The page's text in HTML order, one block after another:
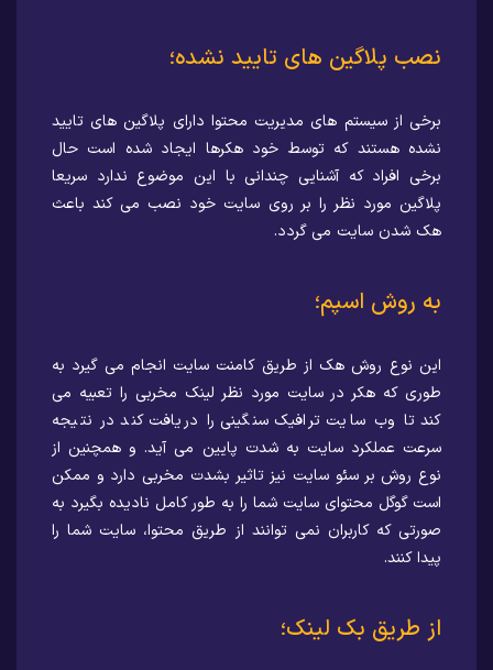
نصب پلاگین های تایید نشده؛
برخی از سیستم های مدیریت محتوا دارای پلاگین های تایید
نشده هستند که توسط خود هکرها ایجاد شده است حال
برخی افراد که آشنایی چندانی با این موضوع ندارد سریعا
پلاگین مورد نظر را بر روی سایت خود نصب می کند باعث
هک شدن سایت می گردد.
به روش اسپم؛
این نوع روش هک از طریق کامنت سایت انجام می گیرد به
طوری که هکر در سایت مورد نظر لینک مخربی را تعبیه می
کند تا وب سایت ترافیک سنگینی را دریافت کند در نتیجه
سرعت عملکرد سایت به شدت پایین می آید. و همچنین از
نوع روش بر سئو سایت نیز تاثیر بشدت مخربی دارد و ممکن
است گوگل محتوای سایت شما را به طور کامل نادیده بگیرد به
صورتی که کاربران نمی توانند از طریق محتوا، سایت شما را
پیدا کنند.
از طریق بک لینک؛